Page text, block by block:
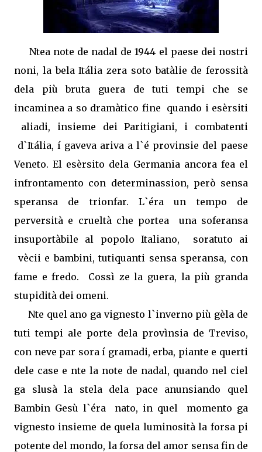
Ntea note de nadal de 1944 el paese dei nostri
noni, la bela Itália zera soto batàlie de ferossità
dela più bruta guera de tuti tempi che se
incaminea a so dramàtico fine quando i esèrsiti
aliadi, insieme dei Paritigiani, i combatenti
d`Itália, í gaveva ariva a l`é provinsie del paese
Veneto. El esèrsito dela Germania ancora fea el
infrontamento con determinassion, però sensa
speransa de trionfar. L`éra un tempo de
perversità e crueltà che portea
una soferansa
insuportàbile al popolo Italiano,
soratuto ai
vècii e bambini, tutiquanti sensa speransa, con
fame e fredo.
Cossì ze la guera, la più granda
stupidità dei omeni.
Nte quel ano ga vignesto l`inverno più gèla de
tuti tempi ale porte dela provìnsia de Treviso,
con neve par sora í gramadi, erba, piante e querti
dele case e nte la note de nadal, quando nel ciel
ga slusà la stela dela pace anunsiando quel
Bambin Gesù l`éra
nato, in quel
momento ga
vignesto insieme de quela luminosità la forsa pi
potente del mondo, la forsa del amor sensa fin de